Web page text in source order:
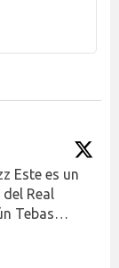
Este es un
Real
Tebas…